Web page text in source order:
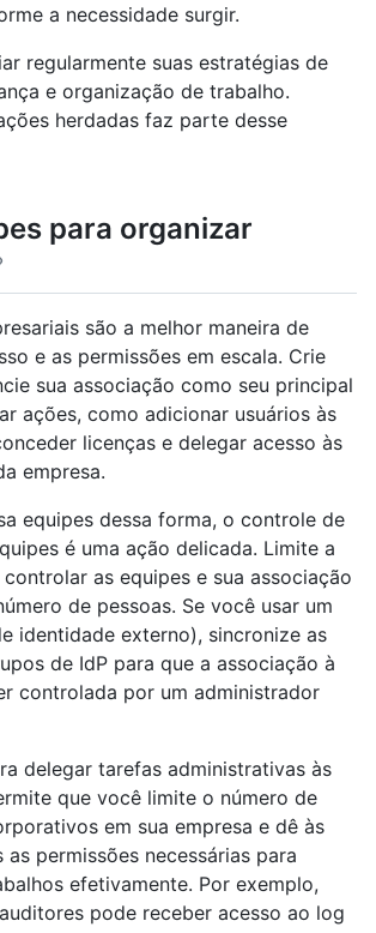
a necessidade surgir.
regularmente suas estratégias de
e organização de trabalho.
herdadas faz parte desse
para organizar
são a melhor maneira de
e as permissões em escala. Crie
sua associação como seu principal
ações, como adicionar usuários às
licenças e delegar acesso às
empresa.
equipes dessa forma, o controle de
é uma ação delicada. Limite a
as equipes e sua associação
de pessoas. Se você usar um
identidade externo), sincronize as
de IdP para que a associação à
controlada por um administrador
delegar tarefas administrativas às
que você limite o número de
em sua empresa e dê às
as permissões necessárias para
efetivamente. Por exemplo,
pode receber acesso ao log